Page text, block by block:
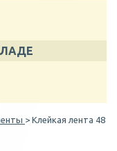
> Клейкая лента 48